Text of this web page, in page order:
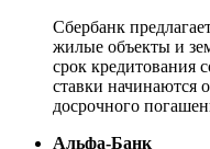
Сбербанк
жилые объекты и
срок кредитования
ставки начинаются
досрочного
Альфа-Банк